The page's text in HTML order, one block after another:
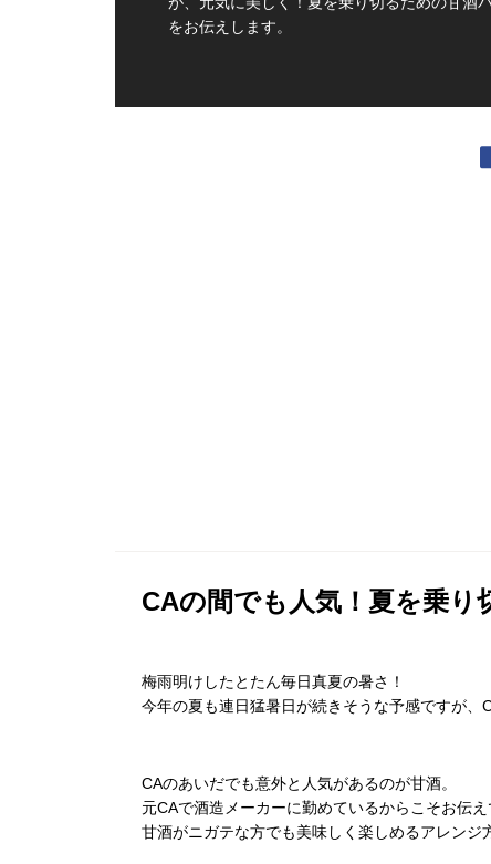
をお伝えします。
CAの間でも人気！夏を乗り
梅雨明けしたとたん毎日真夏の暑さ！
今年の夏も連日猛暑日が続きそうな予感ですが、
CAのあいだでも意外と人気があるのが甘酒。
元CAで酒造メーカーに勤めているからこそお伝え
甘酒がニガテな方でも美味しく楽しめるアレンジ